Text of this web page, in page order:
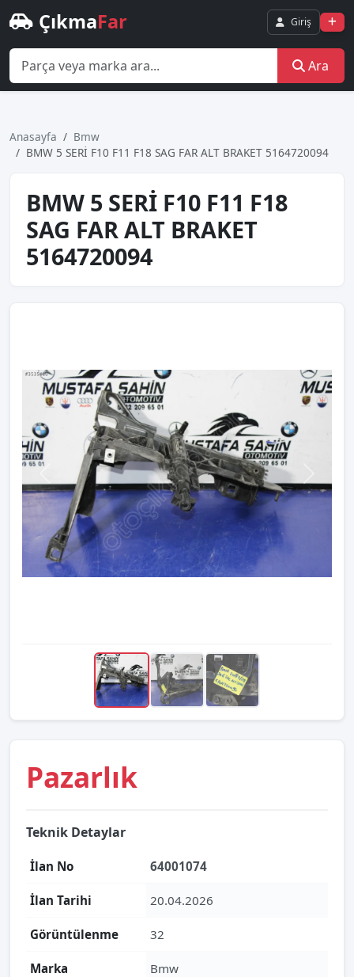
ÇıkmaFar Giriş
Ara
Anasayfa
Bmw
BMW 5 SERİ F10 F11 F18 SAG FAR ALT BRAKET 5164720094
BMW 5 SERİ F10 F11 F18
SAG FAR ALT BRAKET
5164720094
Pazarlık
Teknik Detaylar
İlan No 64001074
İlan Tarihi 20.04.2026
Görüntülenme 32
Marka Bmw